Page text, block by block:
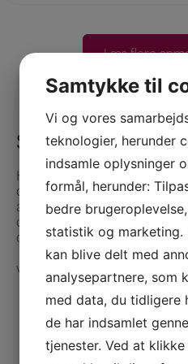
Læs flere
Sådan kan vi
Hos Pivot Partner tilbyder vi
den enkelte virksomhed.
assistance én gang om
daglig basis, kan vi tilpasse
du har brug for.
Vi kan hjælpe med opgaver
Bogføring og
Lønudbetaling
Debitorstyring
Samtykke til
Vi og vores
teknologier, herunder
indsamle oplysninger
formål, herunder:
bedre
statistik og marketing.
kan blive delt med
analysepartnere, som
med data, du tidligere
de har indsamlet
tjenester. Ved at